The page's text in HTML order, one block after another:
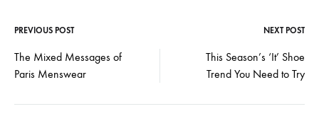
Post
PREVIOUS POST NEXT POST
The Mixed Messages of
Paris Menswear
This Season’s ‘It’ Shoe
Trend You Need to Try